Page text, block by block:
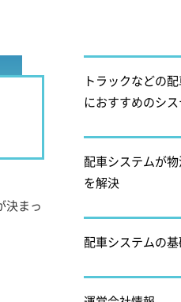
決まっ
トラックなどの
におすすめのシ
配車システムが
を解決
配車システムの